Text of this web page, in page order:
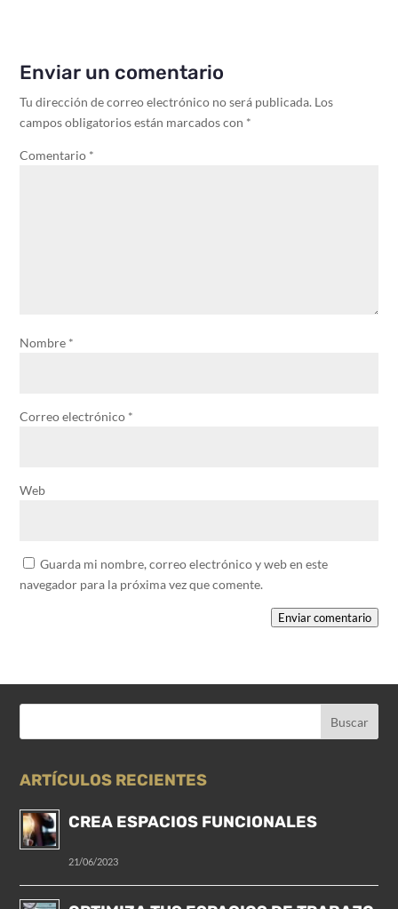
Enviar un comentario
Tu dirección de correo electrónico no será publicada. Los
campos obligatorios están marcados con *
Comentario *
Nombre *
Correo electrónico *
Web
Guarda mi nombre, correo electrónico y web en este
navegador para la próxima vez que comente.
Enviar comentario
ARTÍCULOS RECIENTES
CREA ESPACIOS FUNCIONALES
21/06/2023